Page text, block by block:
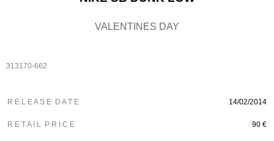
VALENTINES DAY
313170-662
R E L E A S E D A T E 14/02/2014
R E T A I L P R I C E 90 €